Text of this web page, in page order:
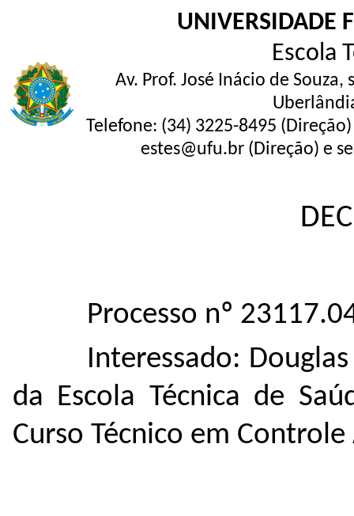
UNIVERSIDADE
Escola
Av. Prof. José Inácio de
Telefone: (34) 3225-8495
estes@ufu.br (Direção) e
Processo nº
Interessado:
da Escola Técnica de
Curso Técnico em